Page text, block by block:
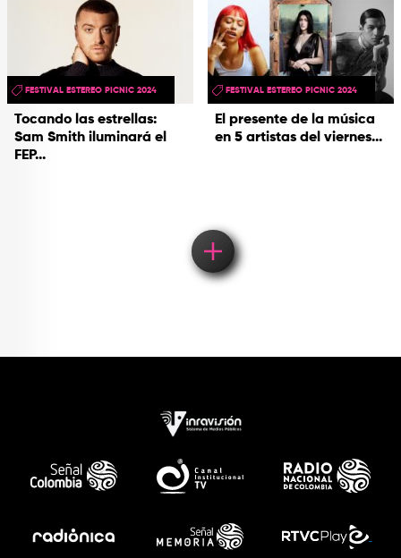
Tocando las estrellas:
Sam Smith iluminará el
FEP...
FESTIVAL ESTEREO PICNIC 2024
El presente de la música
en 5 artistas del viernes...
FESTIVAL ESTEREO PICNIC 2024
Load More